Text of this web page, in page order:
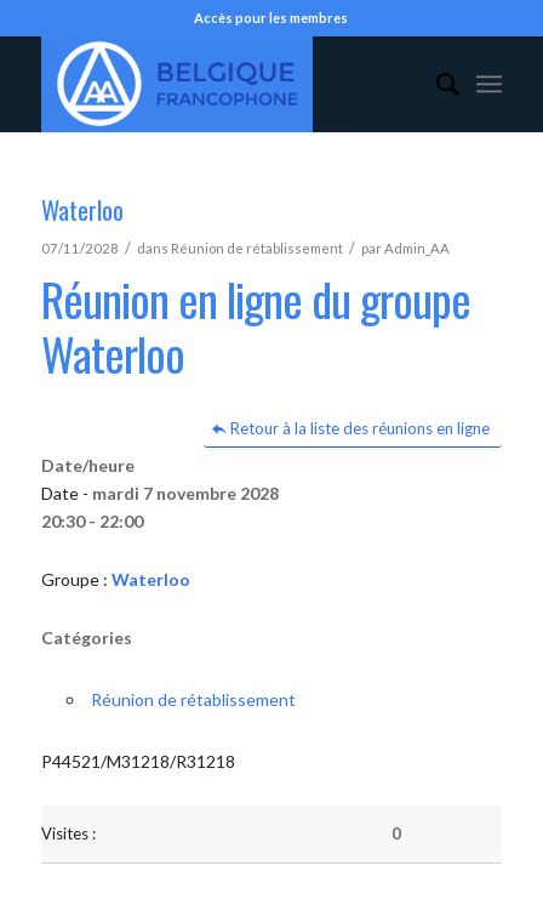
Accès pour les membres
Waterloo
07/11/2028 / dans Réunion de rétablissement / parAdmin_AA
Réunion en ligne du groupe
Waterloo
Retour à la liste des réunions en ligne
Date/heure
Date - mardi 7 novembre 2028
20:30 - 22:00
Groupe : Waterloo
Catégories
Réunion de rétablissement
P44521/M31218/R31218
Visites : 0